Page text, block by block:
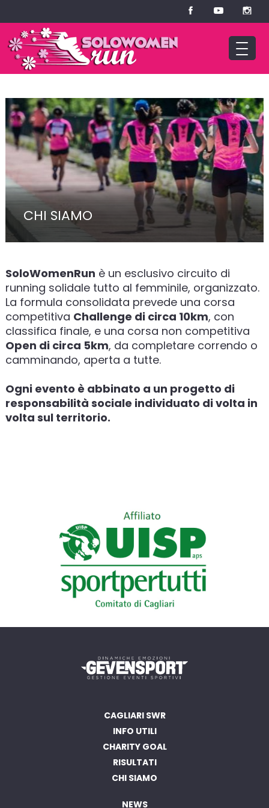
CHI SIAMO
SoloWomenRun è un esclusivo circuito di
running solidale tutto al femminile, organizzato.
La formula consolidata prevede una corsa
competitiva Challenge di circa 10km, con
classifica finale, e una corsa non competitiva
Open di circa 5km, da completare correndo o
camminando, aperta a tutte.
Ogni evento è abbinato a un progetto di
responsabilità sociale individuato di volta in
volta sul territorio.
CAGLIARI SWR
INFO UTILI
CHARITY GOAL
RISULTATI
CHI SIAMO
NEWS